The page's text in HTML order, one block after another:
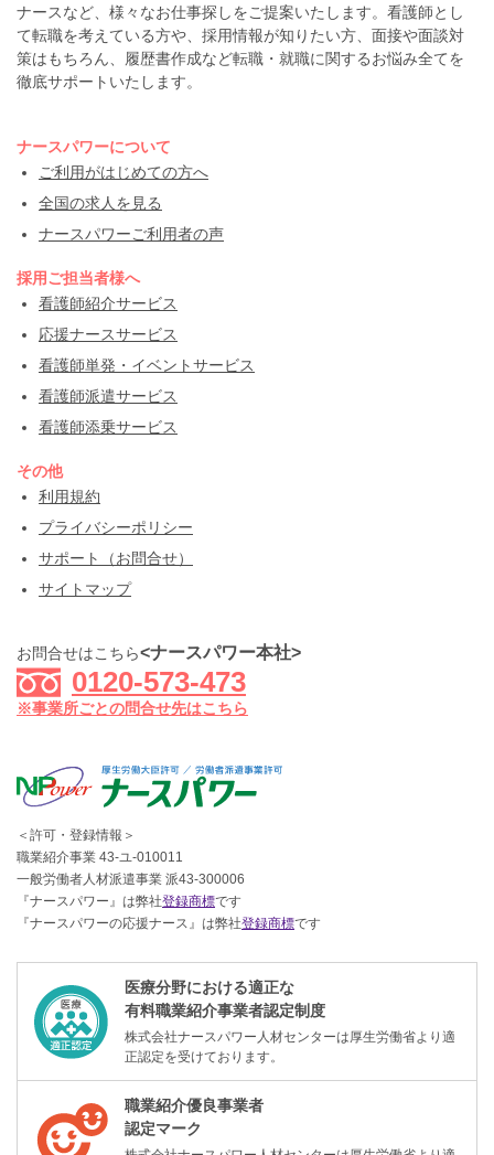
ナースなど、様々なお仕事探しをご提案いたします。看護師とし
て転職を考えている方や、採用情報が知りたい方、面接や面談対
策はもちろん、履歴書作成など転職・就職に関するお悩み全てを
徹底サポートいたします。
ナースパワーについて
ご利用がはじめての方へ
全国の求人を見る
ナースパワーご利用者の声
採用ご担当者様へ
看護師紹介サービス
応援ナースサービス
看護師単発・イベントサービス
看護師派遣サービス
看護師添乗サービス
その他
利用規約
プライバシーポリシー
サポート（お問合せ）
サイトマップ
お問合せはこちら<ナースパワー本社>
0120-573-473
※事業所ごとの問合せ先はこちら
＜許可・登録情報＞
職業紹介事業 43-ユ-010011
一般労働者人材派遣事業 派43-300006
『ナースパワー』は弊社登録商標です
『ナースパワーの応援ナース』は弊社登録商標です
医療分野における適正な
有料職業紹介事業者認定制度
株式会社ナースパワー人材センターは厚生労働省より適
正認定を受けております。
職業紹介優良事業者
認定マーク